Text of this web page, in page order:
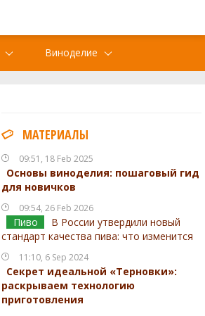
Виноделие
МАТЕРИАЛЫ
09:51, 18 Feb 2025
Основы виноделия: пошаговый гид
для новичков
09:54, 26 Feb 2026
Пиво
В России утвердили новый
стандарт качества пива: что изменится
11:10, 6 Sep 2024
Секрет идеальной «Терновки»:
раскрываем технологию
приготовления